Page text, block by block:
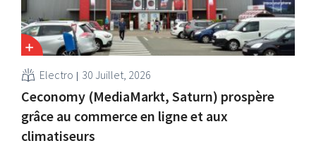
Electro 30 Juillet, 2026
Ceconomy (MediaMarkt, Saturn) prospère
grâce au commerce en ligne et aux
climatiseurs